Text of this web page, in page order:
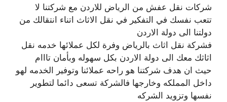
شركات نقل عفش من الرياض للاردن مع شركتنا لا
تتعب نفسك في التفكير في نقل الاثاث اتناء انتقالك من
دولتنا الى دولة الاردن
فشركة نقل اثاث بالرياض وفرة لكل عملائها خدمه نقل
اثاثك معك الى دولة الاردن بكل سهوله وبأمان تااام
حيث ان هدف شركتنا هو راحه عملائنا وتوفير الخدمه لهو
داخل المملكه وخارجها فالشركة تسعى دائما لتطوير
نفسها وتزويد الشركه